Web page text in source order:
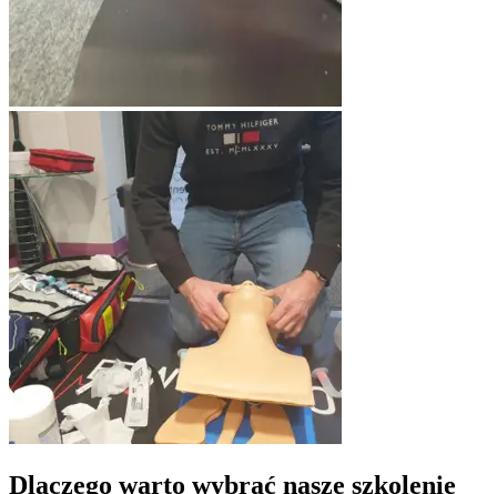
Dlaczego warto wybrać nasze szkolenie